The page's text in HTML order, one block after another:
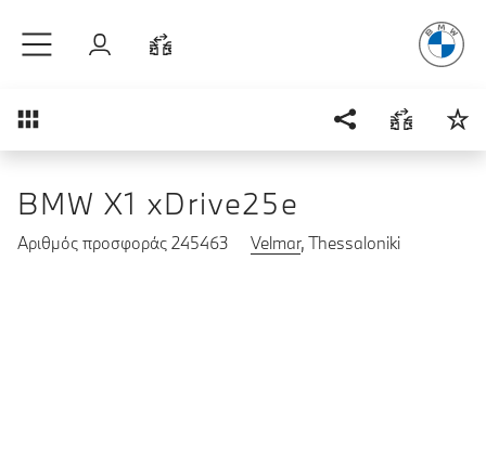
Σύνδεση
Επισκόπηση
BMW X1 xDrive25e
Αριθμός προσφοράς 245463 Velmar, Thessaloniki